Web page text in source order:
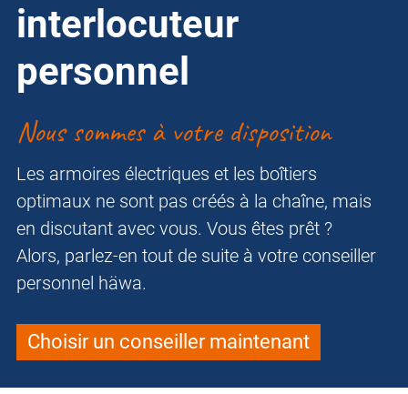
interlocuteur
personnel
Nous sommes à votre disposition
Les armoires électriques et les boîtiers
optimaux ne sont pas créés à la chaîne, mais
en discutant avec vous. Vous êtes prêt ?
Alors, parlez-en tout de suite à votre conseiller
personnel häwa.
Choisir un conseiller maintenant